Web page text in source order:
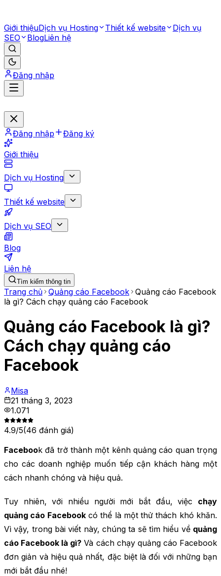
Giới thiệuDịch vụ Hosting Thiết kế website
Dịch vụ
SEO
BlogLiên hệ
Đăng nhập
Đăng nhập Đăng ký
Giới thiệu
Dịch vụ Hosting
Thiết kế website
Dịch vụ SEO
Blog
Liên hệ
Tìm kiếm thông tin
Trang chủ Quảng cáo Facebook Quảng cáo Facebook
là gì? Cách chạy quảng cáo Facebook
Quảng cáo Facebook là gì?
Cách chạy quảng cáo
Facebook
Misa
21 tháng 3, 2023
1.071
4.9/5(46 đánh giá)
Facebook đã trở thành một kênh quảng cáo quan trọng
cho các doanh nghiệp muốn tiếp cận khách hàng một
cách nhanh chóng và hiệu quả.
Tuy nhiên, với nhiều người mới bắt đầu, việc chạy
quảng cáo Facebookcó thể là một thử thách khó khăn.
Vì vậy, trong bài viết này, chúng ta sẽ tìm hiểu về quảng
cáo Facebook là gì? Và cách chạy quảng cáo Facebook
đơn giản và hiệu quả nhất, đặc biệt là đối với những bạn
mới bắt đầu nhé!